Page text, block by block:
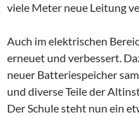
viele Meter neue Leitung
Auch im elektrischen
erneuet und verbessert.
neuer Batteriespeicher
und diverse Teile der
Der Schule steht nun ein